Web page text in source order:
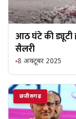
आठ घंटे की ड्यूटी
सैलरी
8 अक्टूबर 2025
छत्तीसगढ़